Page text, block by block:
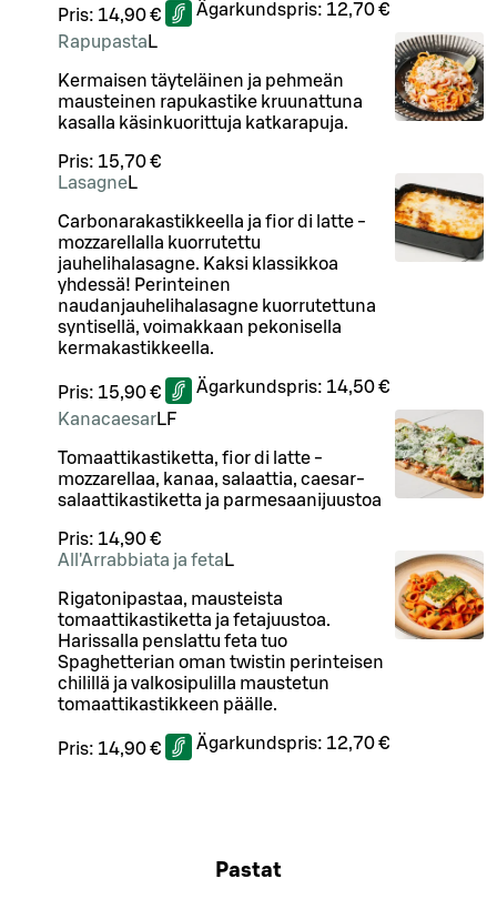
Pris: 14,90 € Ägarkundspris: 12,70 €
Rapupasta L
Kermaisen täyteläinen ja pehmeän
mausteinen rapukastike kruunattuna
kasalla käsinkuorittuja katkarapuja.
Pris: 15,70 €
LasagneL
Carbonarakastikkeella ja fior di latte -
mozzarellalla kuorrutettu
jauhelihalasagne. Kaksi klassikkoa
yhdessä! Perinteinen
naudanjauhelihalasagne kuorrutettuna
syntisellä, voimakkaan pekonisella
kermakastikkeella.
Pris: 15,90 € Ägarkundspris: 14,50 €
KanacaesarLF
Tomaattikastiketta, fior di latte -
mozzarellaa, kanaa, salaattia, caesar-
salaattikastiketta ja parmesaanijuustoa
Pris: 14,90 €
All'Arrabbiata ja feta L
Rigatonipastaa, mausteista
tomaattikastiketta ja fetajuustoa.
Harissalla penslattu feta tuo
Spaghetterian oman twistin perinteisen
chilillä ja valkosipulilla maustetun
tomaattikastikkeen päälle.
Pris: 14,90 € Ägarkundspris: 12,70 €
Pastat